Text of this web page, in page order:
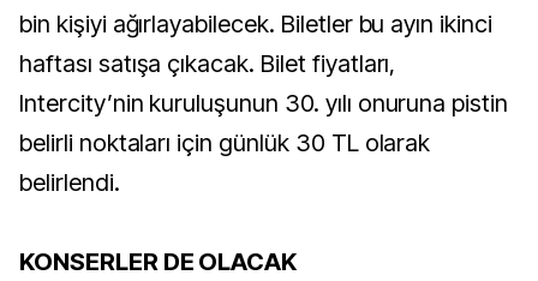
bin kişiyi ağırlayabilecek. Biletler bu ayın ikinci
haftası satışa çıkacak. Bilet fiyatları,
Intercity’nin kuruluşunun 30. yılı onuruna pistin
belirli noktaları için günlük 30 TL olarak
belirlendi.
KONSERLER DE OLACAK